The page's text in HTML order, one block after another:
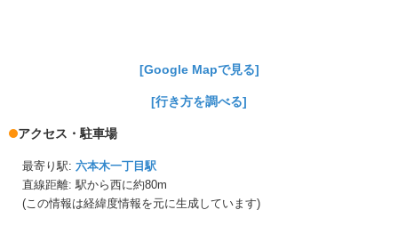
[Google Mapで見る]
[行き方を調べる]
アクセス・駐車場
最寄り駅: 六本木一丁目駅
直線距離: 駅から西に約80m
(この情報は経緯度情報を元に生成しています)